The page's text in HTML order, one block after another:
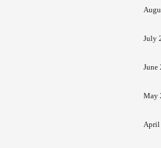
July
June
May
April